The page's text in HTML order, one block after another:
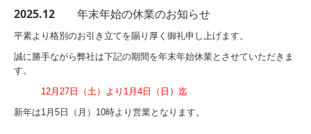
2025.12 年末年始の休業のお知らせ
平素より格別のお引き立てを賜り厚く御礼申し上げます。
誠に勝手ながら弊社は下記の期間を年末年始休業とさせていただきま
す。
12月27 日（土）より1月4日（日）迄
新年は1月5日（月）10時より営業となります。